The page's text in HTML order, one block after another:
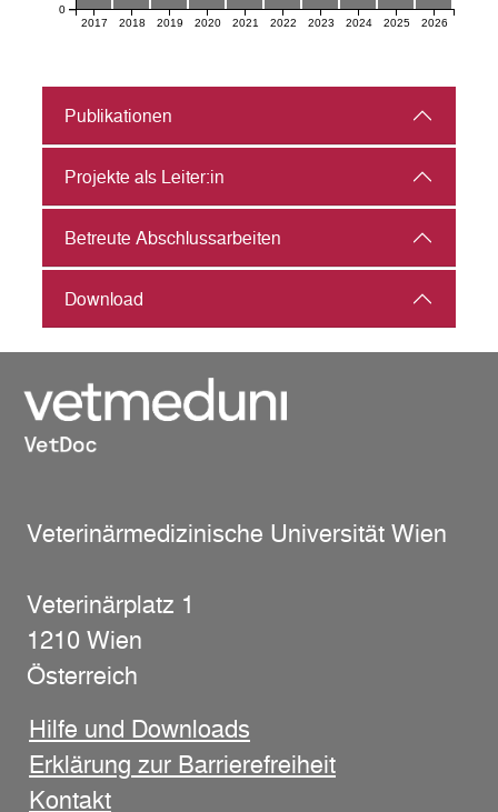
2017 2018 2019 2020 2021 2022 2023 2024 2025 2026
0
Publikationen
Projekte als Leiter:in
Betreute Abschlussarbeiten
Download
Veterinärmedizinische Universität Wien
Veterinärplatz 1
1210 Wien
Österreich
Hilfe und Downloads
Erklärung zur Barrierefreiheit
Kontakt